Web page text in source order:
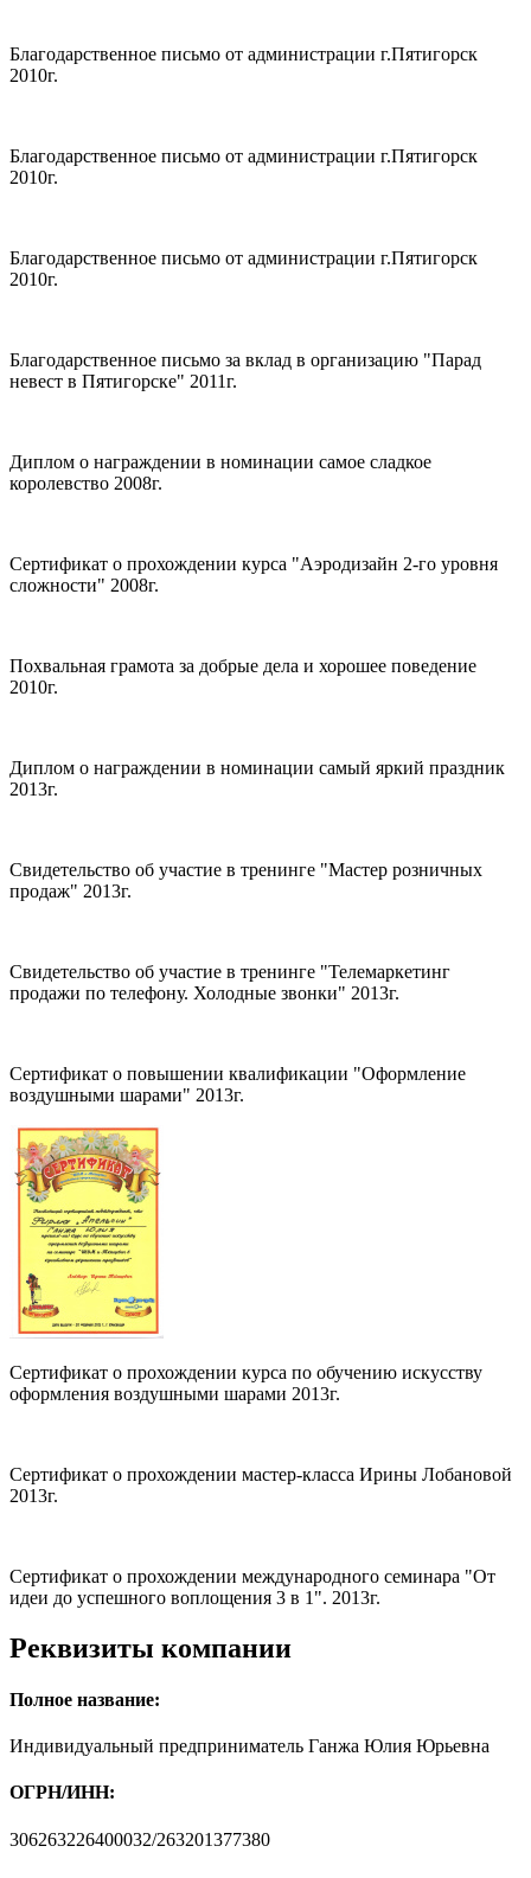
Благодарственное письмо от администрации г.Пятигорск
2010г.
Благодарственное письмо от администрации г.Пятигорск
2010г.
Благодарственное письмо от администрации г.Пятигорск
2010г.
Благодарственное письмо за вклад в организацию "Парад
невест в Пятигорске" 2011г.
Диплом о награждении в номинации самое сладкое
королевство 2008г.
Сертификат о прохождении курса "Аэродизайн 2-го уровня
сложности" 2008г.
Похвальная грамота за добрые дела и хорошее поведение
2010г.
Диплом о награждении в номинации самый яркий праздник
2013г.
Свидетельство об участие в тренинге "Мастер розничных
продаж" 2013г.
Свидетельство об участие в тренинге "Телемаркетинг
продажи по телефону. Холодные звонки" 2013г.
Сертификат о повышении квалификации "Оформление
воздушными шарами" 2013г.
Сертификат о прохождении курса по обучению искусству
оформления воздушными шарами 2013г.
Сертификат о прохождении мастер-класса Ирины Лобановой
2013г.
Сертификат о прохождении международного семинара "От
идеи до успешного воплощения 3 в 1". 2013г.
Реквизиты компании
Полное название:
Индивидуальный предприниматель Ганжа Юлия Юрьевна
ОГРН/ИНН:
306263226400032/263201377380